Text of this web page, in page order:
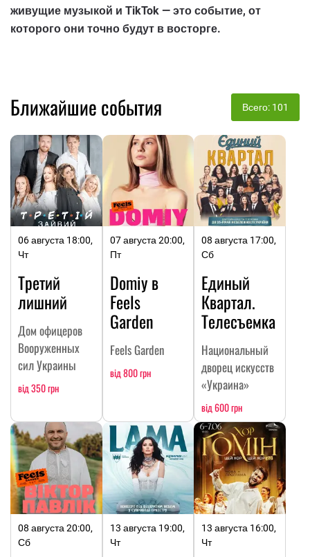
живущие музыкой и TikTok — это событие, от
которого они точно будут в восторге.
Ближайшие события Всего: 101
06 августа 18:00,
Чт
Третий
лишний
Дом офицеров
Вооруженных
сил Украины
від 350 грн
07 августа 20:00,
Пт
Domiy в
Feels
Garden
Feels Garden
від 800 грн
08 августа 17:00,
Сб
Единый
Квартал.
Телесъемка
Национальный
дворец искусств
«Украина»
від 600 грн
08 августа 20:00,
Сб
13 августа 19:00,
Чт
13 августа 16:00,
Чт